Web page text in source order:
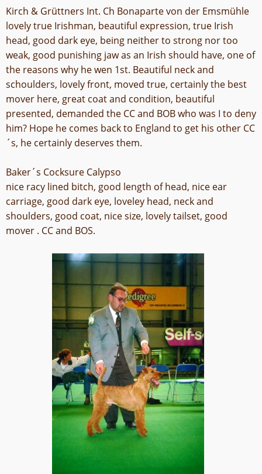
Kirch & Grüttners Int. Ch Bonaparte von der Emsmühle
lovely true Irishman, beautiful expression, true Irish
head, good dark eye, being neither to strong nor too
weak, good punishing jaw as an Irish should have, one of
the reasons why he wen 1st. Beautiful neck and
schoulders, lovely front, moved true, certainly the best
mover here, great coat and condition, beautiful
presented, demanded the CC and BOB who was I to deny
him? Hope he comes back to England to get his other CC
´s, he certainly deserves them.
Baker´s Cocksure Calypso
nice racy lined bitch, good length of head, nice ear
carriage, good dark eye, loveley head, neck and
shoulders, good coat, nice size, lovely tailset, good
mover . CC and BOS.